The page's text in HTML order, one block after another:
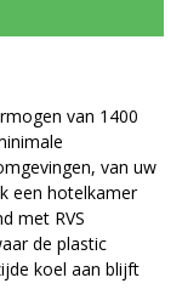
van 1400
van uw
een hotelkamer
met RVS
de plastic
koel aan blijft